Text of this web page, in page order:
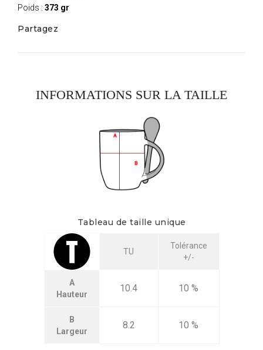
Poids : 373 gr
Partagez
INFORMATIONS SUR LA TAILLE
Tableau de taille unique
TU
Tolérance
+/-
A
Hauteur
10.4 10 %
B
Largeur
8.2 10 %